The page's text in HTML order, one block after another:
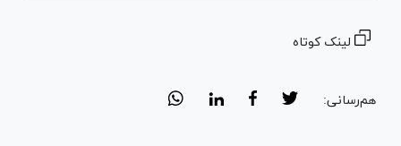
لینک کوتاه
هم‌رسانی: